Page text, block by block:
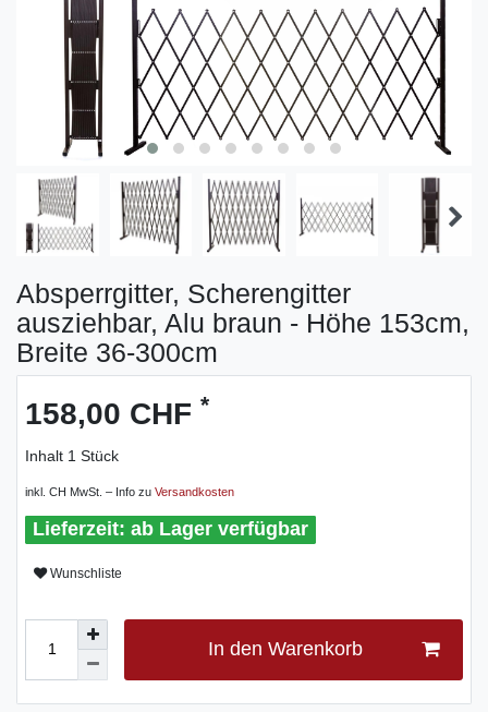
Absperrgitter, Scherengitter
ausziehbar, Alu braun - Höhe 153cm,
Breite 36-300cm
158,00 CHF *
Inhalt 1 Stück
inkl. CH MwSt. – Info zu Versandkosten
ab Lager verfügbar
Wunschliste
In den Warenkorb